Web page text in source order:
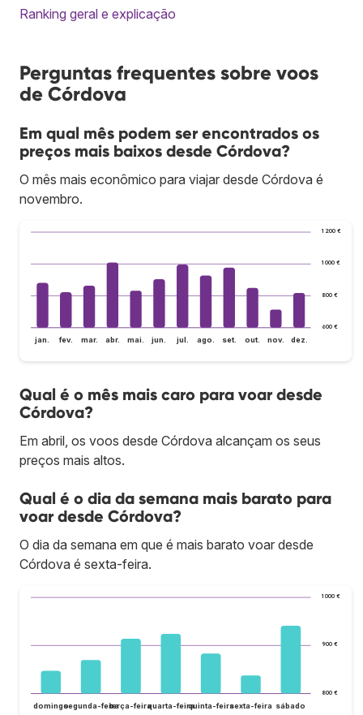
Ranking geral e explicação
Perguntas frequentes sobre voos
de Córdova
Em qual mês podem ser encontrados os
preços mais baixos desde Córdova?
O mês mais econômico para viajar desde Córdova é
novembro.
600 €
800 €
1 000 €
1 200 €
jan. fev. mar. abr. mai. jun. jul. ago. set. out. nov. dez.
Qual é o mês mais caro para voar desde
Córdova?
Em abril, os voos desde Córdova alcançam os seus
preços mais altos.
Qual é o dia da semana mais barato para
voar desde Córdova?
O dia da semana em que é mais barato voar desde
Córdova é sexta-feira.
800 €
900 €
1 000 €
domingosegunda-feiraterça-feiraquarta-feiraquinta-feirasexta-feira sábado